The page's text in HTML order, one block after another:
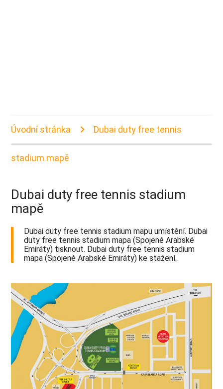
Úvodní stránka Dubai duty free tennis
stadium mapě
Dubai duty free tennis stadium
mapě
Dubai duty free tennis stadium mapu umístění. Dubai
duty free tennis stadium mapa (Spojené Arabské
Emiráty) tisknout. Dubai duty free tennis stadium
mapa (Spojené Arabské Emiráty) ke stažení.